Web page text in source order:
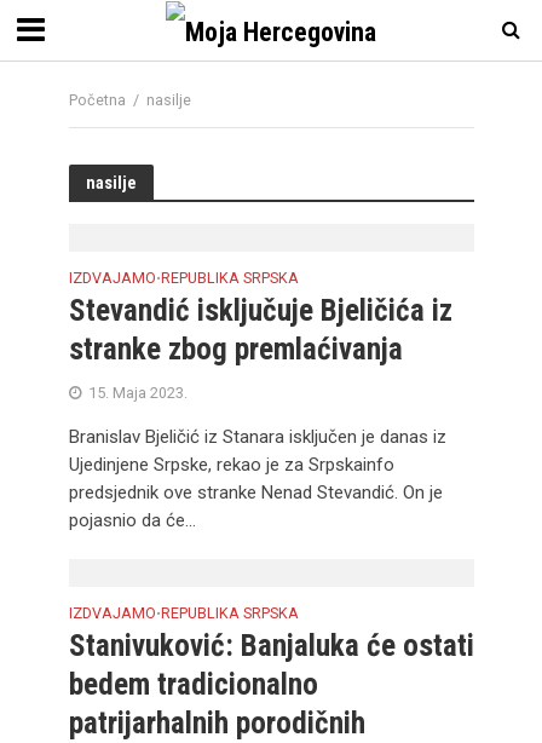
Početna / nasilje
nasilje
IZDVAJAMO•REPUBLIKA SRPSKA
Stevandić isključuje Bjeličića iz
stranke zbog premlaćivanja
15. Maja 2023.
Branislav Bjeličić iz Stanara isključen je danas iz
Ujedinjene Srpske, rekao je za Srpskainfo
predsjednik ove stranke Nenad Stevandić. On je
pojasnio da će...
IZDVAJAMO•REPUBLIKA SRPSKA
Stanivuković: Banjaluka će ostati
bedem tradicionalno
patrijarhalnih porodičnih